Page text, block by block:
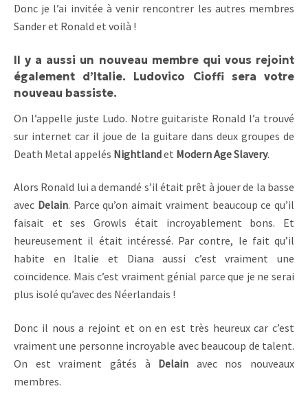
Donc je l’ai invitée à venir rencontrer les autres membres
Sander et Ronald et voilà !
Il y a aussi un nouveau membre qui vous rejoint
également d’Italie. Ludovico Cioffi sera votre
nouveau bassiste.
On l’appelle juste Ludo. Notre guitariste Ronald l’a trouvé
sur internet car il joue de la guitare dans deux groupes de
Death Metal appelés Nightlandet Modern Age Slavery.
Alors Ronald lui a demandé s’il était prêt à jouer de la basse
avec Delain. Parce qu’on aimait vraiment beaucoup ce qu’il
faisait et ses Growls était incroyablement bons. Et
heureusement il était intéressé. Par contre, le fait qu’il
habite en Italie et Diana aussi c’est vraiment une
coïncidence. Mais c’est vraiment génial parce que je ne serai
plus isolé qu’avec des Néerlandais !
Donc il nous a rejoint et on en est très heureux car c’est
vraiment une personne incroyable avec beaucoup de talent.
On est vraiment gâtés à Delain avec nos nouveaux
membres.